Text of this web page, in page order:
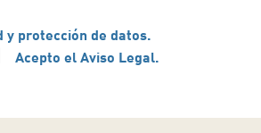
y protección de datos.
Acepto el Aviso Legal.